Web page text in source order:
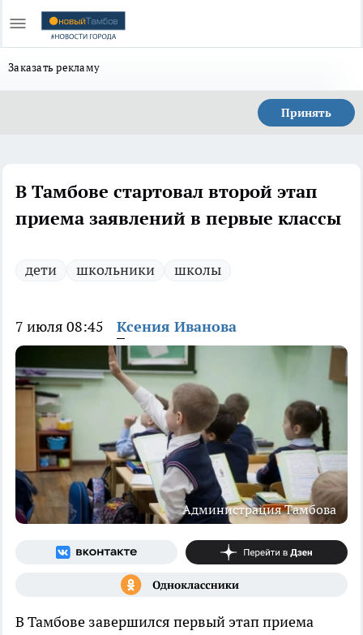
Заказать рекламу
Принять
В Тамбове стартовал второй этап
приема заявлений в первые классы
дети школьники школы
7 июля 08:45 Ксения Иванова
Администрация Тамбова
В Тамбове завершился первый этап приема